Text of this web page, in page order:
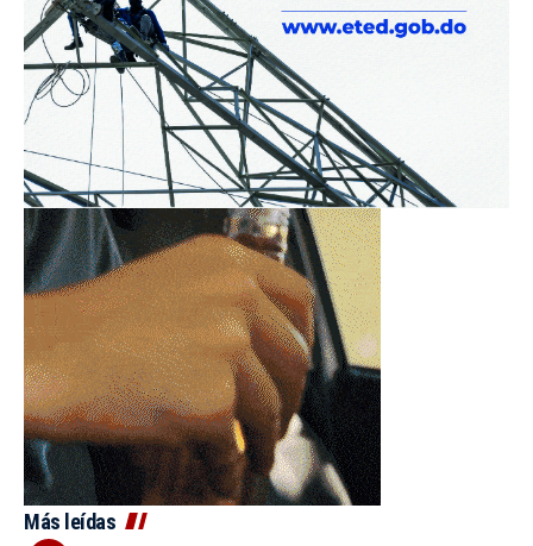
Más leídas